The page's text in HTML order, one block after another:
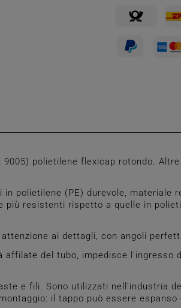
polietilene flexicap rotondo.
in polietilene (PE) durevole,
resistenti rispetto a quelle in
ai dettagli, con angoli
del tubo, impedisce l'ingresso
e fili. Sono utilizzati nell'industria
il tappo può essere